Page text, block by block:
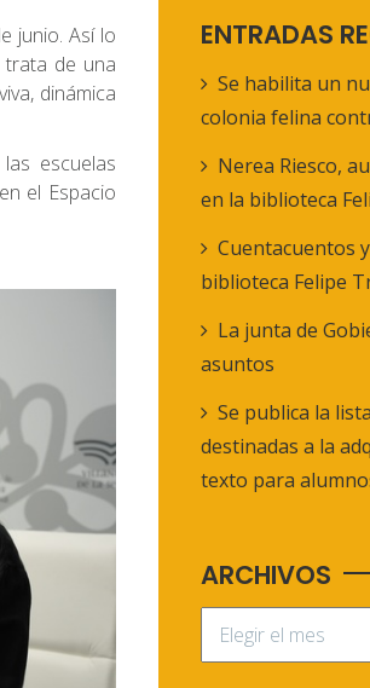
junio. Así lo
trata de una
dinámica
escuelas
el Espacio
ENTRADAS
Se habilita un
colonia felina
Nerea Riesco,
en la biblioteca
Cuentacuentos
biblioteca Felipe
La junta de
asuntos
Se publica la
destinadas a la
texto para
ARCHIVOS